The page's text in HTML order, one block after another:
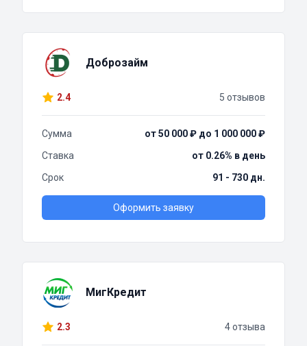
Доброзайм
2.4 5 отзывов
Сумма
от 50 000 ₽ до 1 000 000 ₽
Ставка
от 0.26% в день
Срок
91 - 730 дн.
Оформить заявку
МигКредит
2.3 4 отзыва